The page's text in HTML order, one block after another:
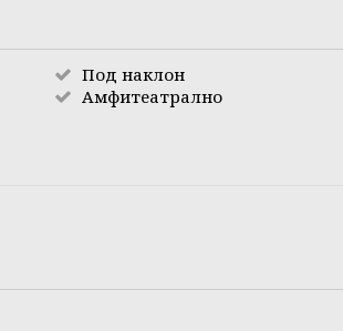
Под наклон
Амфитеатрално